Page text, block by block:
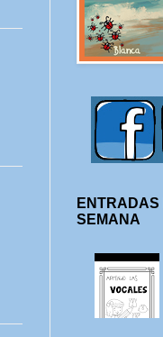
ENTRADAS
SEMANA